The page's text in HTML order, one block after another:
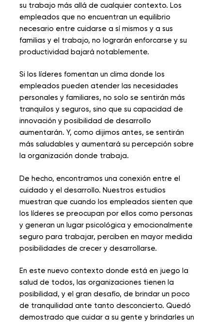
su trabajo más allá de cualquier contexto. Los
empleados que no encuentran un equilibrio
necesario entre cuidarse a sí mismos y a sus
familias y el trabajo, no lograrán enforcarse y su
productividad bajará notablemente.
Si los líderes fomentan un clima donde los
empleados pueden atender las necesidades
personales y familiares, no solo se sentirán más
tranquilos y seguros, sino que su capacidad de
innovación y posibilidad de desarrollo
aumentarán. Y, como dijimos antes, se sentirán
más saludables y aumentará su percepción sobre
la organización donde trabaja.
De hecho, encontramos una conexión entre el
cuidado y el desarrollo. Nuestros estudios
muestran que cuando los empleados sienten que
los líderes se preocupan por ellos como personas
y generan un lugar psicológica y emocionalmente
seguro para trabajar, perciben en mayor medida
posibilidades de crecer y desarrollarse.
En este nuevo contexto donde está en juego la
salud de todos, las organizaciones tienen la
posibilidad, y el gran desafío, de brindar un poco
de tranquilidad ante tanto desconcierto. Quedó
demostrado que cuidar a su gente y brindarles un